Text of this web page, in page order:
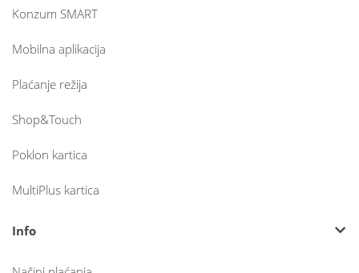
Konzum SMART
Mobilna aplikacija
Plaćanje režija
Shop&Touch
Poklon kartica
MultiPlus kartica
Info